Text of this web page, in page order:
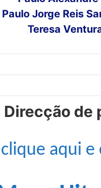
Paulo Jorge Reis
Teresa
Direcção de
aqui e